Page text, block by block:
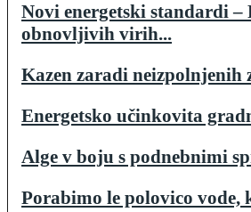
Novi energetski standardi –
obnovljivih virih...
Kazen zaradi neizpolnjenih
Energetsko učinkovita
Alge v boju s podnebnimi
Porabimo le polovico vode,